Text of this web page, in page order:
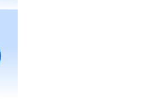
de tus marcas favoritas con
regalo